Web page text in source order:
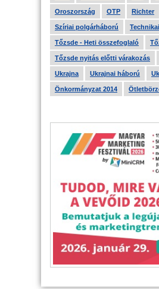
Oroszország OTP Richter
Szíriai polgárháború
Tőzsde - Heti összefoglaló
Tőzsde nyitás előtti várakozás
Ukrajna Ukrajnai háború
Önkormányzat 2014